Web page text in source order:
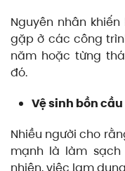
Nguyên nhân
gặp ở các công
năm hoặc từng
đó.
Vệ sinh bồn
Nhiều người cho
mạnh là làm
nhiên, việc lạm